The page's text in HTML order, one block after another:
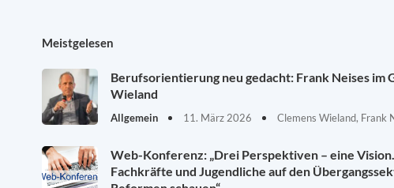
Meistgelesen
Berufsorientierung neu gedacht: Frank Neises im
Wieland
Allgemein 11. März 2026 Clemens Wieland, Frank
Web-Konferenz: „Drei Perspektiven – eine
Fachkräfte und Jugendliche auf den